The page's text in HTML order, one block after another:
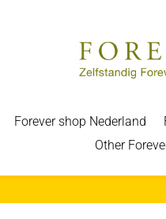
Forever shop Nederland
Other